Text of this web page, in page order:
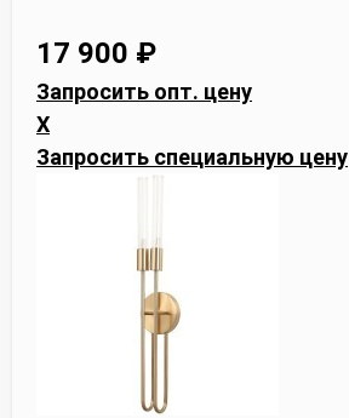
17 900 ₽
Запросить опт. цену
X
Запросить специальную цену